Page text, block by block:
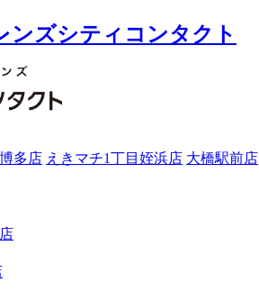
ンズシティコンタクト
多店 えきマチ1丁目姪浜店 大橋駅前店